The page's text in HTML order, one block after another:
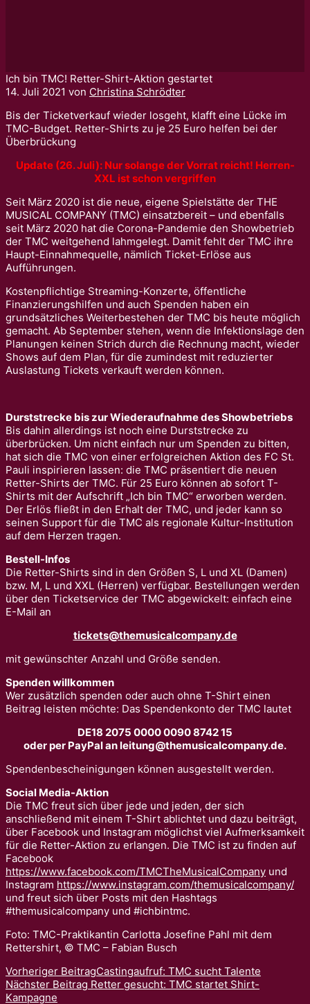
Ich bin TMC! Retter-Shirt-Aktion gestartet
14. Juli 2021 von Christina Schrödter
Bis der Ticketverkauf wieder losgeht, klafft eine Lücke im
TMC-Budget. Retter-Shirts zu je 25 Euro helfen bei der
Überbrückung
Update (26. Juli): Nur solange der Vorrat reicht! Herren-
XXL ist schon vergriffen
Seit März 2020 ist die neue, eigene Spielstätte der THE
MUSICAL COMPANY (TMC) einsatzbereit – und ebenfalls
seit März 2020 hat die Corona-Pandemie den Showbetrieb
der TMC weitgehend lahmgelegt. Damit fehlt der TMC ihre
Haupt-Einnahmequelle, nämlich Ticket-Erlöse aus
Aufführungen.
Kostenpflichtige Streaming-Konzerte, öffentliche
Finanzierungshilfen und auch Spenden haben ein
grundsätzliches Weiterbestehen der TMC bis heute möglich
gemacht. Ab September stehen, wenn die Infektionslage den
Planungen keinen Strich durch die Rechnung macht, wieder
Shows auf dem Plan, für die zumindest mit reduzierter
Auslastung Tickets verkauft werden können.
Durststrecke bis zur Wiederaufnahme des Showbetriebs
Bis dahin allerdings ist noch eine Durststrecke zu
überbrücken. Um nicht einfach nur um Spenden zu bitten,
hat sich die TMC von einer erfolgreichen Aktion des FC St.
Pauli inspirieren lassen: die TMC präsentiert die neuen
Retter-Shirts der TMC. Für 25 Euro können ab sofort T-
Shirts mit der Aufschrift „Ich bin TMC“ erworben werden.
Der Erlös fließt in den Erhalt der TMC, und jeder kann so
seinen Support für die TMC als regionale Kultur-Institution
auf dem Herzen tragen.
Bestell-Infos
Die Retter-Shirts sind in den Größen S, L und XL (Damen)
bzw. M, L und XXL (Herren) verfügbar. Bestellungen werden
über den Ticketservice der TMC abgewickelt: einfach eine
E-Mail an
tickets@themusicalcompany.de
mit gewünschter Anzahl und Größe senden.
Spenden willkommen
Wer zusätzlich spenden oder auch ohne T-Shirt einen
Beitrag leisten möchte: Das Spendenkonto der TMC lautet
DE18 2075 0000 0090 8742 15
oder per PayPal an leitung@themusicalcompany.de.
Spendenbescheinigungen können ausgestellt werden.
Social Media-Aktion
Die TMC freut sich über jede und jeden, der sich
anschließend mit einem T-Shirt ablichtet und dazu beiträgt,
über Facebook und Instagram möglichst viel Aufmerksamkeit
für die Retter-Aktion zu erlangen. Die TMC ist zu finden auf
Facebook
https://www.facebook.com/TMCTheMusicalCompany und
Instagram https://www.instagram.com/themusicalcompany/
und freut sich über Posts mit den Hashtags
#themusicalcompany und #ichbintmc.
Foto: TMC-Praktikantin Carlotta Josefine Pahl mit dem
Rettershirt, © TMC – Fabian Busch
Vorheriger BeitragCastingaufruf: TMC sucht Talente
Nächster Beitrag Retter gesucht: TMC startet Shirt-
Kampagne